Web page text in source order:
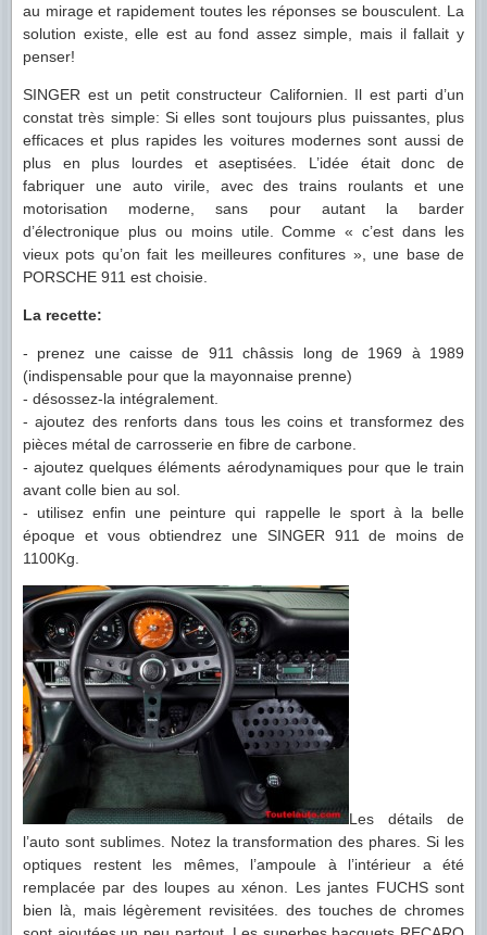
au mirage et rapidement toutes les réponses se bousculent. La
solution existe, elle est au fond assez simple, mais il fallait y
penser!
SINGER est un petit constructeur Californien. Il est parti d’un
constat très simple: Si elles sont toujours plus puissantes, plus
efficaces et plus rapides les voitures modernes sont aussi de
plus en plus lourdes et aseptisées. L’idée était donc de
fabriquer une auto virile, avec des trains roulants et une
motorisation moderne, sans pour autant la barder
d’électronique plus ou moins utile. Comme « c’est dans les
vieux pots qu’on fait les meilleures confitures », une base de
PORSCHE 911 est choisie.
La recette:
- prenez une caisse de 911 châssis long de 1969 à 1989
(indispensable pour que la mayonnaise prenne)
- désossez-la intégralement.
- ajoutez des renforts dans tous les coins et transformez des
pièces métal de carrosserie en fibre de carbone.
- ajoutez quelques éléments aérodynamiques pour que le train
avant colle bien au sol.
- utilisez enfin une peinture qui rappelle le sport à la belle
époque et vous obtiendrez une SINGER 911 de moins de
1100Kg.
Les détails de
l’auto sont sublimes. Notez la transformation des phares. Si les
optiques restent les mêmes, l’ampoule à l’intérieur a été
remplacée par des loupes au xénon. Les jantes FUCHS sont
bien là, mais légèrement revisitées. des touches de chromes